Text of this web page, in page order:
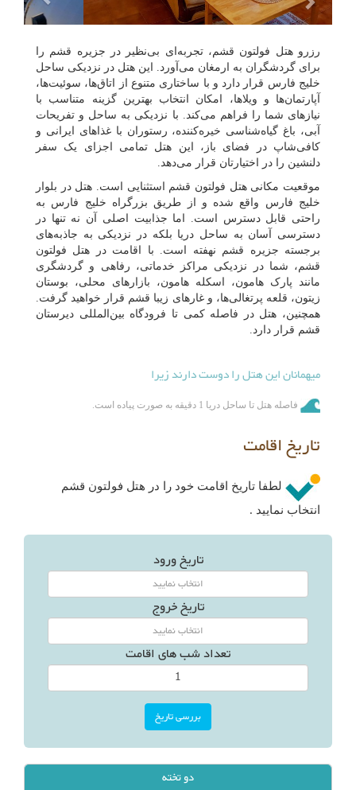
رزرو هتل فولتون قشم، تجربه‌ای بی‌نظیر در جزیره قشم را
برای گردشگران به ارمغان می‌آورد. این هتل در نزدیکی ساحل
خلیج فارس قرار دارد و با ساختاری متنوع از اتاق‌ها، سوئیت‌ها،
آپارتمان‌ها و ویلاها، امکان انتخاب بهترین گزینه متناسب با
نیازهای شما را فراهم می‌کند. با نزدیکی به ساحل و تفریحات
آبی، باغ گیاه‌شناسی خیره‌کننده، رستوران با غذاهای ایرانی و
کافی‌شاپ در فضای باز، این هتل تمامی اجزای یک سفر
دلنشین را در اختیارتان قرار می‌دهد.
موقعیت مکانی هتل فولتون قشم استثنایی است. هتل در بلوار
خلیج فارس واقع شده و از طریق بزرگراه خلیج فارس به
راحتی قابل دسترس است. اما جذابیت اصلی آن نه تنها در
دسترسی آسان به ساحل دریا بلکه در نزدیکی به جاذبه‌های
برجسته جزیره قشم نهفته است. با اقامت در هتل فولتون
قشم، شما در نزدیکی مراکز خدماتی، رفاهی و گردشگری
مانند پارک هامون، اسکله هامون، بازارهای محلی، بوستان
زیتون، قلعه پرتغالی‌ها، و غارهای زیبا قشم قرار خواهید گرفت.
همچنین، هتل در فاصله کمی تا فرودگاه بین‌المللی دیرستان
قشم قرار دارد.
میهمانان این هتل را دوست دارند زیرا
فاصله هتل تا ساحل دریا 1 دقیقه به صورت پیاده است.
تاریخ اقامت
لطفا تاریخ اقامت خود را در هتل فولتون قشم
انتخاب نمایید .
تاریخ ورود
تاریخ خروج
تعداد شب های اقامت
دو تخته